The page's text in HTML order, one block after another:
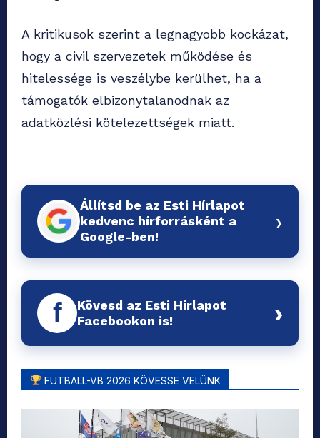
A kritikusok szerint a legnagyobb kockázat,
hogy a civil szervezetek működése és
hitelessége is veszélybe kerülhet, ha a
támogatók elbizonytalanodnak az
adatközlési kötelezettségek miatt.
Állítsd be az Esti Hírlapot
kedvenc hírforrásként a
Google-ben!
›
f
Kövesd az Esti Hírlapot
Facebookon is!
›
FUTBALL-VB 2026 KÖVESSE VELÜNK